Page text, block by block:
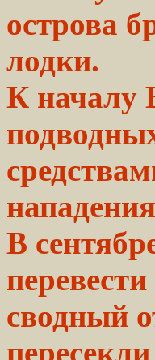
острова
лодки.
К началу
В
сводный